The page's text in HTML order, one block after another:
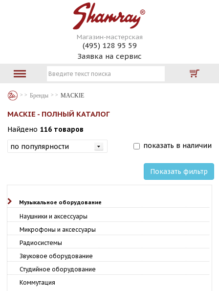
Магазин-мастерская
(495) 128 95 59
Заявка на сервис
Бренды MACKIE
MACKIE - ПОЛНЫЙ КАТАЛОГ
Найдено 116 товаров
показать в наличии
Показать фильтр
Музыкальное оборудование
Наушники и аксессуары
Микрофоны и аксессуары
Радиосистемы
Звуковое оборудование
Студийное оборудование
Коммутация